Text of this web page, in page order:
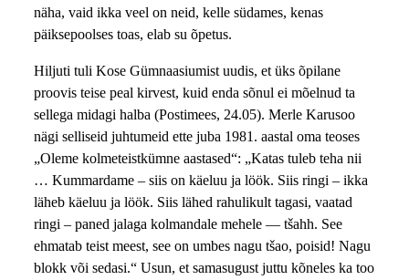
näha, vaid ikka veel on neid, kelle südames, kenas
päiksepoolses toas, elab su õpetus.
Hiljuti tuli Kose Gümnaasiumist uudis, et üks õpilane
proovis teise peal kirvest, kuid enda sõnul ei mõelnud ta
sellega midagi halba (Postimees, 24.05). Merle Karusoo
nägi selliseid juhtumeid ette juba 1981. aastal oma teoses
„Oleme kolmeteistkümne aastased“: „Katas tuleb teha nii
… Kummardame – siis on käeluu ja löök. Siis ringi – ikka
läheb käeluu ja löök. Siis lähed rahulikult tagasi, vaatad
ringi – paned jalaga kolmandale mehele — tšahh. See
ehmatab teist meest, see on umbes nagu tšao, poisid! Nagu
blokk või sedasi.“ Usun, et samasugust juttu kõneles ka too